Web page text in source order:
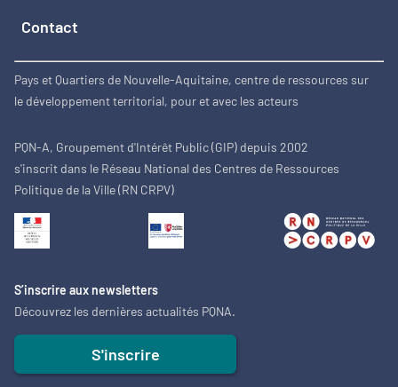
Contact
Pays et Quartiers de Nouvelle-Aquitaine, centre de ressources sur
le développement territorial, pour et avec les acteurs
PQN-A, Groupement d'Intérêt Public (GIP) depuis 2002
s'inscrit dans le Réseau National des Centres de Ressources
Politique de la Ville (RN CRPV)
S’inscrire aux newsletters
Découvrez les dernières actualités PQNA.
S'inscrire